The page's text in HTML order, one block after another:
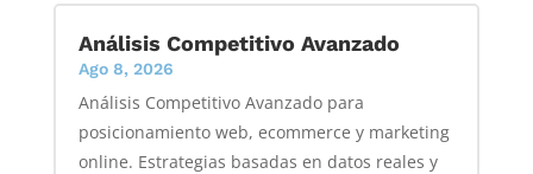
Análisis Competitivo Avanzado
Ago 8, 2026
Análisis Competitivo Avanzado para
posicionamiento web, ecommerce y marketing
online. Estrategias basadas en datos reales y